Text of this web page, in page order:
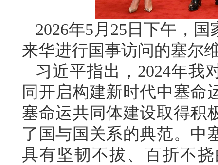
2026年5月25日下午，
来华进行国事访问的塞尔
习近平指出，2024年我
同开启构建新时代中塞命
塞命运共同体建设取得积
了国与国关系的典范。中
具有坚韧不拔、百折不